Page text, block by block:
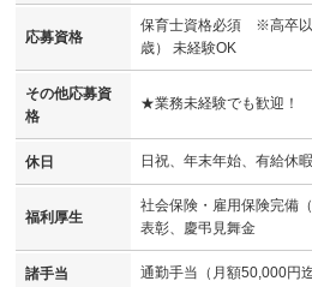
応募資格
保育士資格必須 ※高卒以
歳） 未経験OK
その他応募資
格
★業務未経験でも歓迎！
休日 日祝、年末年始、有給休
福利厚生
社会保険・雇用保険完備
表彰、慶弔見舞金
諸手当 通勤手当（月額50,000円